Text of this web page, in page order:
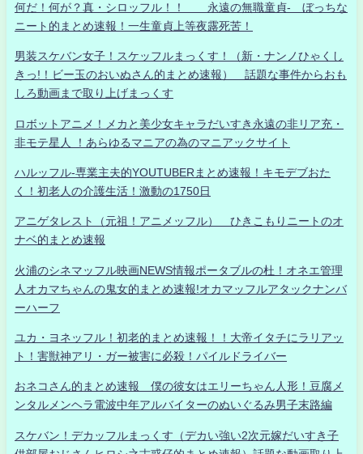
何だ！何が？真・シロッフル！！ 永遠の無職童貞- ぼっちな
ニート的まとめ速報！一生童貞上等夜露死苦！
男装スケバン女子！スケッフルまっくす！（新・ナンノひゃくし
きっ!！ビー玉のおいぬさん的まとめ速報） 話題な事件からおも
しろ動画まで取り上げまっくす
ロボットアニメ！メカと美少女キャラだいすき永遠の非リア充・
非モテ星人 ！あらゆるマニアの為のマニアックサイト
ハルッフル-専業主夫的YOUTUBERまとめ速報！キモデブおた
く！初老人の介護生活！激動の1750日
アニゲタレスト（元祖！アニメッフル） ひきこもりニートのオ
ナベ的まとめ速報
火浦のシネマッフル映画NEWS情報ポータブルの杜！オネエ管理
人オカマちゃんの鬼女的まとめ速報!オカマッフルアタックナンバ
ーハーフ
ユカ・ヨネッフル！初老的まとめ速報！！大帝イタチにラリアッ
ト！害獣神アリ・ガー被害に必殺！パイルドライバー
おネコさん的まとめ速報 僕の彼女はエリーちゃん人形！豆腐メ
ンタルメンヘラ電波中年アルバイターのぬいぐるみ男子末路編
スケバン！デカッフルまっくす（デカい強い2次元嫁だいすき子